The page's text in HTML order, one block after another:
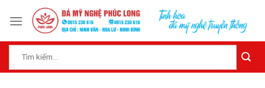
kiếm: